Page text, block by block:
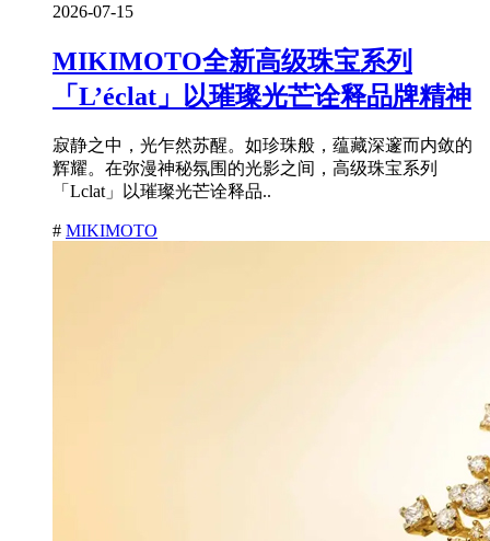
2026-07-15
MIKIMOTO全新高级珠宝系列
「L’éclat」以璀璨光芒诠释品牌精神
寂静之中，光乍然苏醒。如珍珠般，蕴藏深邃而内敛的
辉耀。在弥漫神秘氛围的光影之间，高级珠宝系列
「Lclat」以璀璨光芒诠释品..
# MIKIMOTO